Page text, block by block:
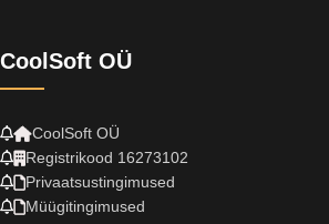
CoolSoft OÜ
CoolSoft OÜ
Registrikood 16273102
Privaatsustingimused
Müügitingimused